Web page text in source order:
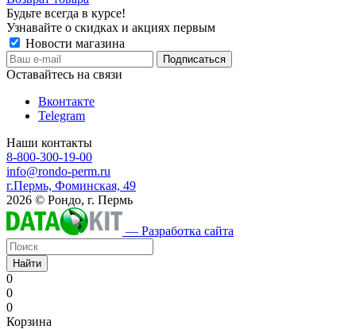
Будьте всегда в курсе!
Узнавайте о скидках и акциях первым
Новости магазина
Оставайтесь на связи
Вконтакте
Telegram
Наши контакты
8-800-300-19-00
info@rondo-perm.ru
г.Пермь, Фоминская, 49
2026 © Рондо, г. Пермь
— Разработка сайта
Найти
0
0
0
Корзина